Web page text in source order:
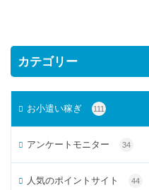
カテゴリー
お小遣い稼ぎ 111
アンケートモニター 34
人気のポイントサイト 44